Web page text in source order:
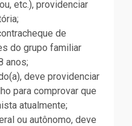
etc.), providenciar
de
do grupo familiar
anos;
deve providenciar
para comprovar que
atualmente;
ou autônomo, deve